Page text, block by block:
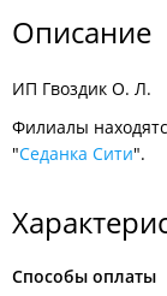
Описание
ИП Гвоздик О. Л.
Филиалы
"Седанка Сити".
Способы оплаты